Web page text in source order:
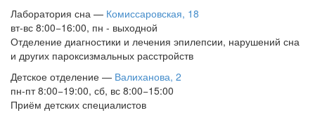
Лаборатория сна — Комиссаровская, 18
вт-вс 8:00−16:00, пн - выходной
Отделение диагностики и лечения эпилепсии, нарушений сна
и других пароксизмальных расстройств
Детское отделение — Валиханова, 2
пн-пт 8:00−19:00, сб, вс 8:00−15:00
Приём детских специалистов